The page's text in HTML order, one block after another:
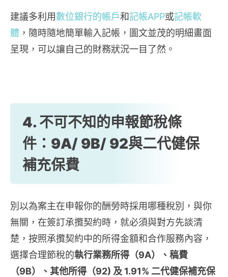
建議多利用數位銀行的帳戶和記帳APP或記帳軟
體 ，隨時隨地簡單輸入記帳，圖文並茂的明細畫面
呈現，可以讓自己的財務狀況一目了然。
4. 不可不知的申報節稅條
件：9A/ 9B/ 92與二代健保
補充保費
別以為案主在申報你的酬勞時採用哪種稅別，與你
無關，在簽訂承攬契約時，就必須與對方先談清
楚，按照承攬契約中的所得金額和合作服務內容，
選擇合理節稅的執行業務所得（9A）、稿費
（9B）、其他所得（92) 及 1.91% 二代健保補充保